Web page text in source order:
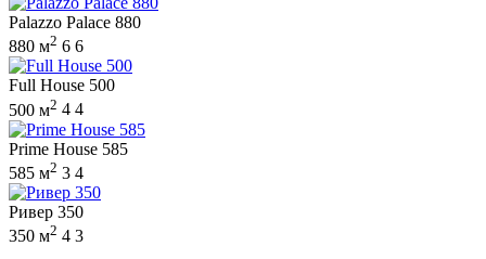
Palazzo Palace 880
880 м2 6 6
Full House 500
500 м2 4 4
Prime House 585
585 м2 3 4
Ривер 350
350 м2 4 3